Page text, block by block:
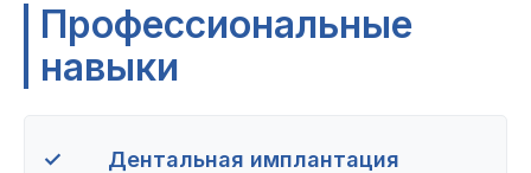
Профессиональные
навыки
✓
Дентальная имплантация